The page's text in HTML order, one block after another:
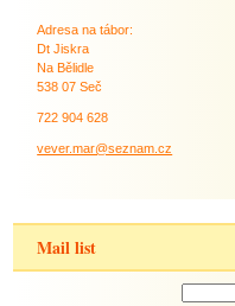
Adresa na tábor:
Dt Jiskra
Na Bělidle
538 07 Seč
722 904 628
vever.mar@seznam.cz
Mail list